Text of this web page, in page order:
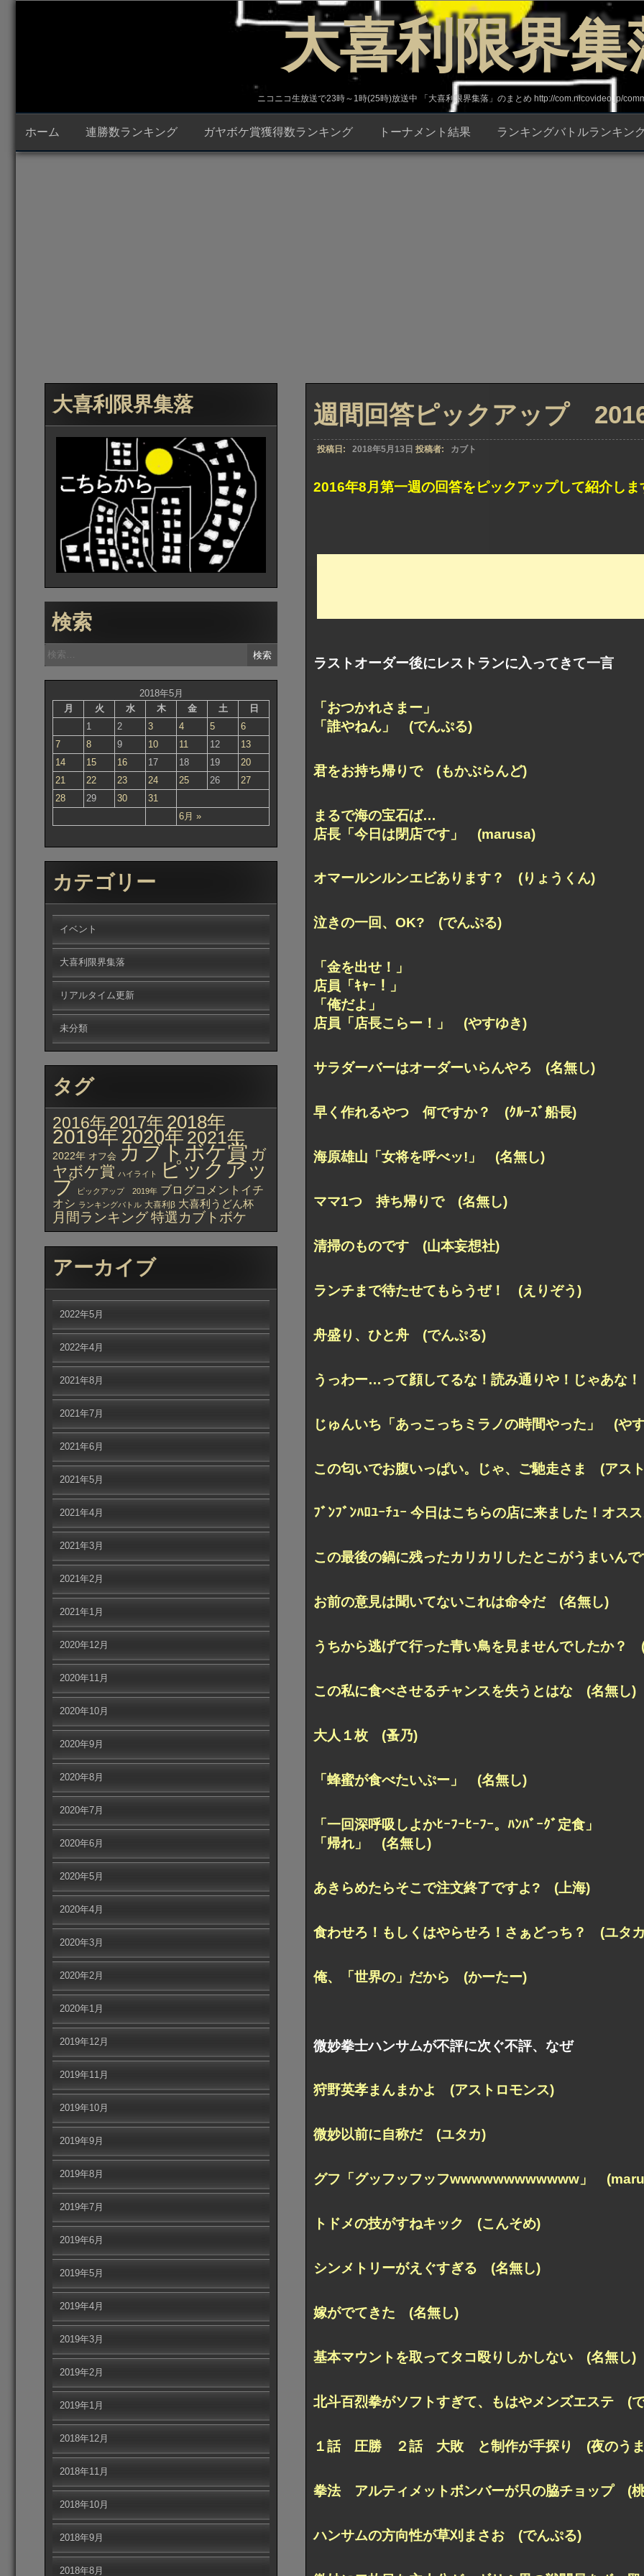
プ
大喜利限界集
ニコニコ生放送で23時～1時(25時)放送中 「大喜利限界集落」のまとめ http://com.nicovideo.jp/
ホーム 連勝数ランキング ガヤボケ賞獲得数ランキング トーナメント結果 ランキングバトルランキン
週間回答ピックアップ
投稿日: 2018年5月13日 投稿者: カブト
2016年8月第一週の回答をピックアップして紹介しま
ラストオーダー後にレストランに入ってきて一言
「おつかれさまー」
「誰やねん」 (でんぷる)
君をお持ち帰りで (もかぶらんど)
まるで海の宝石ば…
店長「今日は閉店です」 (marusa)
オマールンルンエビあります？ (りょうくん)
泣きの一回、OK? (でんぷる)
「金を出せ！」
店員「ｷｬｰ！」
「俺だよ」
店員「店長こらー！」 (やすゆき)
サラダーバーはオーダーいらんやろ (名無し)
早く作れるやつ 何ですか？ (ｸﾙｰｽﾞ船長)
海原雄山「女将を呼べッ!」 (名無し)
ママ1つ 持ち帰りで (名無し)
清掃のものです (山本妄想社)
ランチまで待たせてもらうぜ！ (えりぞう)
舟盛り、ひと舟 (でんぷる)
うっわー…って顔してるな！読み通りや！じゃあな
じゅんいち「あっこっちミラノの時間やった」 (や
この匂いでお腹いっぱい。じゃ、ご馳走さま (アス
ﾌﾞﾝﾌﾞﾝﾊﾛﾕｰﾁｭｰ 今日はこちらの店に来ました！ オス
この最後の鍋に残ったカリカリしたとこがうまいん
お前の意見は聞いてないこれは命令だ (名無し)
うちから逃げて行った青い鳥を見ませんでしたか？
この私に食べさせるチャンスを失うとはな (名無し)
大人１枚 (蚤乃)
「蜂蜜が食べたいぷー」 (名無し)
「一回深呼吸しよかﾋｰﾌｰﾋｰﾌｰ。ﾊﾝﾊﾞｰｸﾞ定食」
「帰れ」 (名無し)
あきらめたらそこで注文終了ですよ? (上海)
食わせろ！もしくはやらせろ！さぁどっち？ (ユタ
俺、「世界の」だから (かーたー)
微妙拳士ハンサムが不評に次ぐ不評、なぜ
狩野英孝まんまかよ (アストロモンス)
微妙以前に自称だ (ユタカ)
グフ「グッフッフッフwwwwwwwwwwww」
トドメの技がすねキック (こんそめ)
シンメトリーがえぐすぎる (名無し)
嫁がでてきた (名無し)
基本マウントを取ってタコ殴りしかしない (名無し)
北斗百烈拳がソフトすぎて、もはやメンズエステ (
１話 圧勝 ２話 大敗 と制作が手探り (夜のうま
拳法 アルティメットボンバーが只の脇チョップ (
ハンサムの方向性が草刈まさお (でんぷる)
大喜利限界集落
検索
検
索:
2018年5月
月
火 水 木 金 土 日
6月 »
1 2 3 4 5
6
7
8 9 10 11 12
13
14
15 16 17 18 19
20
21
22 23 24 25 26
27
28
29 30 31
カテゴリー
イベント
大喜利限界集落
リアルタイム更新
未分類
タグ
2016年 2017年 2018年
2019年2020年 2021年
2022年 オフ会 カブトボケ賞 ガ
ヤボケ賞 ハイライト ピックアッ
プ ピックアップ 2019年 ブログコメントイチ
オシ ランキングバトル 大喜利β 大喜利うどん杯
月間ランキング特選カブトボケ
アーカイブ
2022年5月
2022年4月
2021年8月
2021年7月
2021年6月
2021年5月
2021年4月
2021年3月
2021年2月
2021年1月
2020年12月
2020年11月
2020年10月
2020年9月
2020年8月
2020年7月
2020年6月
2020年5月
2020年4月
2020年3月
2020年2月
2020年1月
2019年12月
2019年11月
2019年10月
2019年9月
2019年8月
2019年7月
2019年6月
2019年5月
2019年4月
2019年3月
2019年2月
2019年1月
2018年12月
2018年11月
2018年10月
2018年9月
2018年8月